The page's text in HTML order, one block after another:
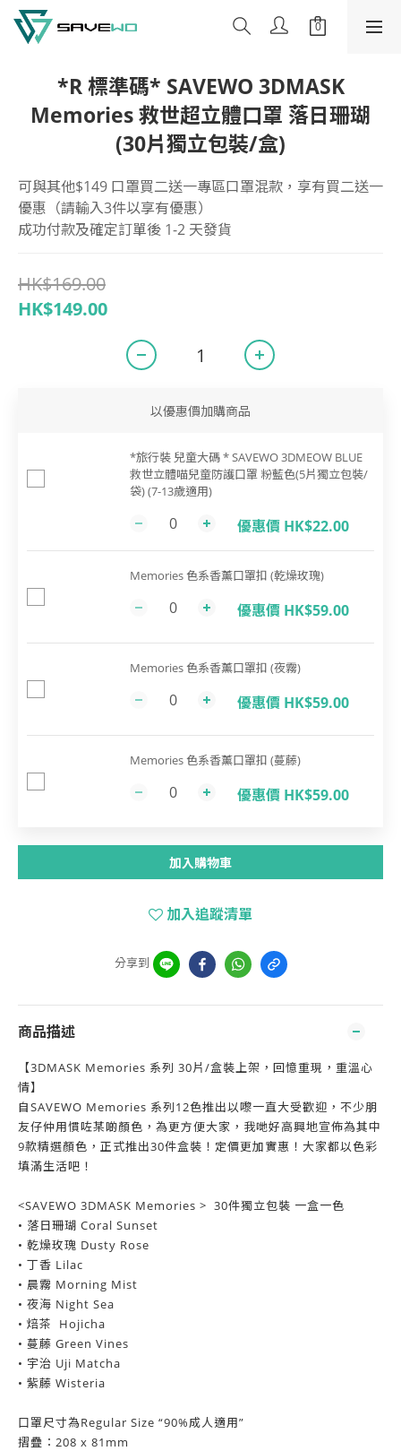
*R 標準碼* SAVEWO 3DMASK
Memories 救世超立體口罩 落日珊瑚
(30片獨立包裝/盒)
可與其他$149 口罩買二送一專區口罩混款，享有買二送一
優惠（請輸入3件以享有優惠）
成功付款及確定訂單後 1-2 天發貨
HK$169.00
HK$149.00
以優惠價加購商品
*旅行裝 兒童大碼 * SAVEWO 3DMEOW BLUE
救世立體喵兒童防護口罩 粉藍色(5片獨立包裝/
袋) (7-13歲適用)
優惠價 HK$22.00
Memories 色系香薰口罩扣 (乾燥玫瑰)
優惠價 HK$59.00
Memories 色系香薰口罩扣 (夜霧)
優惠價 HK$59.00
Memories 色系香薰口罩扣 (蔓藤)
優惠價 HK$59.00
加入購物車
加入追蹤清單
分享到
商品描述
【3DMASK Memories 系列 30片/盒裝上架，回憶重現，重溫心
情】
自SAVEWO Memories 系列12色推出以嚟一直大受歡迎，不少朋
友仔仲用慣咗某啲顏色，為更方便大家，我哋好高興地宣佈為其中
9款精選顏色，正式推出30件盒裝！定價更加實惠！大家都以色彩
填滿生活吧！
<SAVEWO 3DMASK Memories > 30件獨立包裝 一盒一色
• 落日珊瑚 Coral Sunset
• 乾燥玫瑰 Dusty Rose
• 丁香 Lilac
• 晨霧 Morning Mist
• 夜海 Night Sea
• 焙茶 Hojicha
• 蔓藤 Green Vines
• 宇治 Uji Matcha
• 紫藤 Wisteria
口罩尺寸為Regular Size “90%成人適用”
摺疊：208 x 81mm